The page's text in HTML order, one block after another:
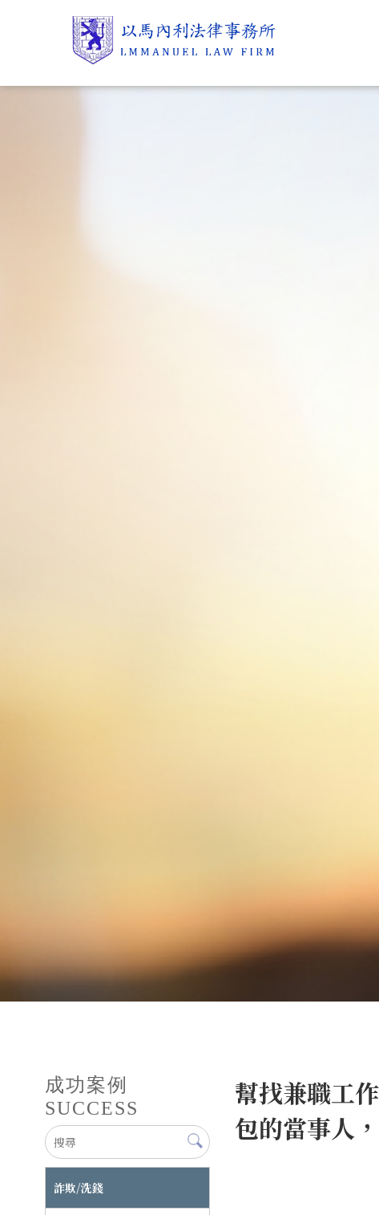
成功案例
SUCCESS
詐欺/洗錢
幫找兼職工
包的當事人